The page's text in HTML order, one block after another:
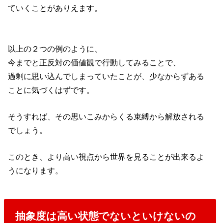
ていくことがありえます。
以上の２つの例のように、
今までと正反対の価値観で行動してみることで、
過剰に思い込んでしまっていたことが、少なからずある
ことに気づくはずです。
そうすれば、その思いこみからくる束縛から解放される
でしょう。
このとき、より高い視点から世界を見ることが出来るよ
うになります。
抽象度は高い状態でないといけないの